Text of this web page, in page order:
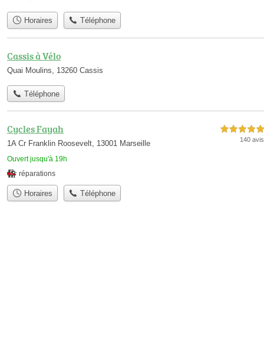
Horaires Téléphone
Cassis à Vélo
Quai Moulins, 13260 Cassis
Téléphone
Cycles Fayah
1A Cr Franklin Roosevelt, 13001 Marseille
Ouvert jusqu'à 19h
5,0 étoiles sur 5
140 avis
réparations
Horaires Téléphone